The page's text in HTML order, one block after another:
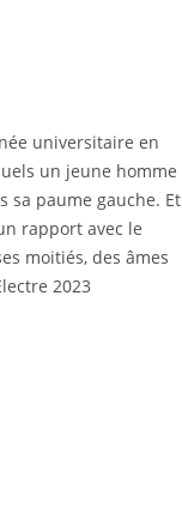
universitaire en
un jeune homme
sa paume gauche. Et
rapport avec le
moitiés, des âmes
2023